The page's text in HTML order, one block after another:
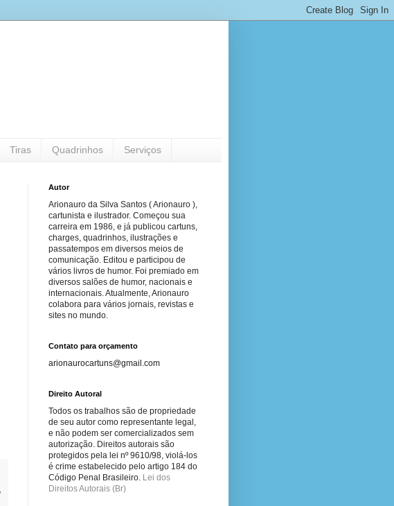
Tiras Quadrinhos Serviços
Autor
Arionauro da Silva Santos ( Arionauro ),
cartunista e ilustrador. Começou sua
carreira em 1986, e já publicou cartuns,
charges, quadrinhos, ilustrações e
passatempos em diversos meios de
comunicação. Editou e participou de
vários livros de humor. Foi premiado em
diversos salões de humor, nacionais e
internacionais. Atualmente, Arionauro
colabora para vários jornais, revistas e
sites no mundo.
Contato para orçamento
arionaurocartuns@gmail.com
Direito Autoral
Todos os trabalhos são de propriedade
de seu autor como representante legal,
e não podem ser comercializados sem
autorização. Direitos autorais são
protegidos pela lei nº 9610/98, violá-los
é crime estabelecido pelo artigo 184 do
Código Penal Brasileiro. Lei dos
Direitos Autorais (Br)